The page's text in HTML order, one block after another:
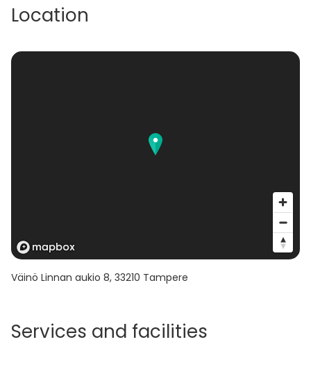
max. 50 hlöä.
Location
Väinö Linnan aukio 8, 33210 Tampere
Services and facilities